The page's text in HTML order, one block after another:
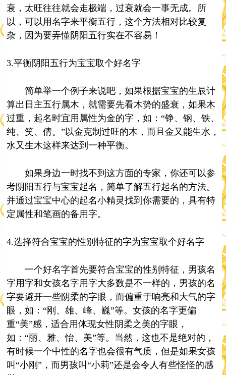
衰，太旺往往就会走极端，过衰就会一事无成。所
以，可以用名字来平衡五行，这个方法相对比较复
杂，因为要弄懂阴阳五行实在不容易！
3.平衡阴阳五行为宝宝取个好名字
简单举一个例子来说吧，如果根据宝宝的生辰计
算出日主五行属木，就需要先看木势的盛衰，如果木
过重，起名时宜用属性为金的字，如：“铮、钢、铁、
纯、笑、倩。”以金克制过旺的木，而且金又能生水，
水又生木这样来达到一种平衡。
如果身边一时找不到这方面的专家，你还可以参
考阴阳五行与宝宝起名，简单了解五行起名的方法。
并通过宝宝中心的起名小精灵找到你需要的，具有特
定属性和笔画的备用字。
4.选择符合宝宝的性别特征的字为宝宝取个好名字
一个好名字首先要符合宝宝的性别特征，男孩名
字用字和女孩名字用字大多数是不一样的，男孩的名
字要避开一些阴柔的字眼，而偏重于响亮和大气的字
眼，如：“刚、雄、峰、巍”等。女孩的名字更偏
重“美”感，适合用体现女性阴柔之美的字眼，
如：“丽、雅、怡、美”等。当然，这也不是绝对的，
有时候一个中性的名字也会很有气质，但是如果女孩
叫“小刚”，而男孩叫“小莉”还是会令人有些怪怪的感